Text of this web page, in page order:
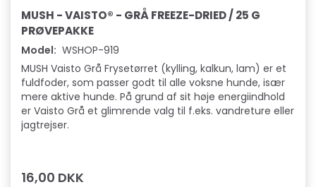
MUSH - VAISTO® - GRÅ FREEZE-DRIED / 25 G
PRØVEPAKKE
Model: WSHOP-919
MUSH Vaisto Grå Frysetørret (kylling, kalkun, lam) er et
fuldfoder, som passer godt til alle voksne hunde, især
mere aktive hunde. På grund af sit høje energiindhold
er Vaisto Grå et glimrende valg til f.eks. vandreture eller
jagtrejser.
16,00 DKK